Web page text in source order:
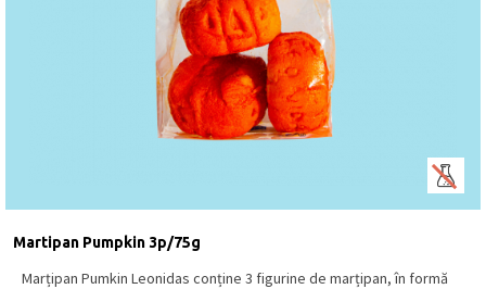
Martipan Pumpkin 3p/75g
Marțipan Pumkin Leonidas conține 3 figurine de marțipan, în formă